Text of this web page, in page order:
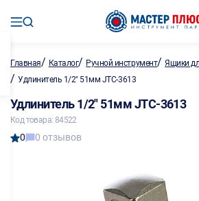
Главная/ Каталог/ Ручной инструмент/Ящики
/ Удлинитель 1/2" 51мм JTC-3613
Удлинитель 1/2" 51мм JTC-3613
Код товара: 84522
0 0 отзывов